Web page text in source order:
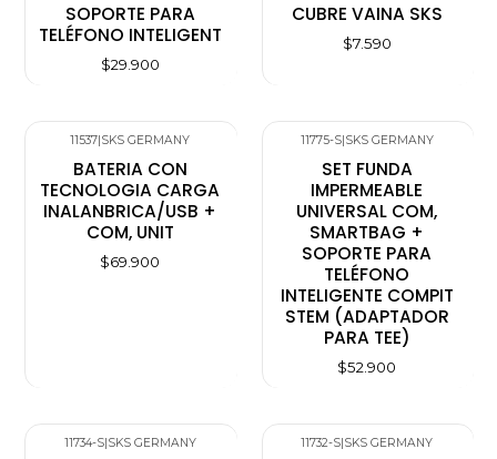
SOPORTE PARA
TELÉFONO INTELIGENT
$29.900
CUBRE VAINA SKS
$7.590
11537 SKS GERMANY
BATERIA CON
TECNOLOGIA CARGA
INALANBRICA/USB +
COM, UNIT
$69.900
11775-S| SKS GERMANY
SET FUNDA
IMPERMEABLE
UNIVERSAL COM,
SMARTBAG +
SOPORTE PARA
TELÉFONO
INTELIGENTE COMPIT
STEM (ADAPTADOR
PARA TEE)
$52.900
11734-S| SKS GERMANY 11732-S SKS GERMANY